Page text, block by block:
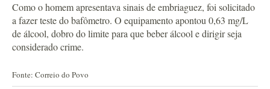
Como o homem apresentava sinais de embriaguez, foi solicitado
a fazer teste do bafômetro. O equipamento apontou 0,63 mg/L
de álcool, dobro do limite para que beber álcool e dirigir seja
considerado crime.
Fonte: Correio do Povo